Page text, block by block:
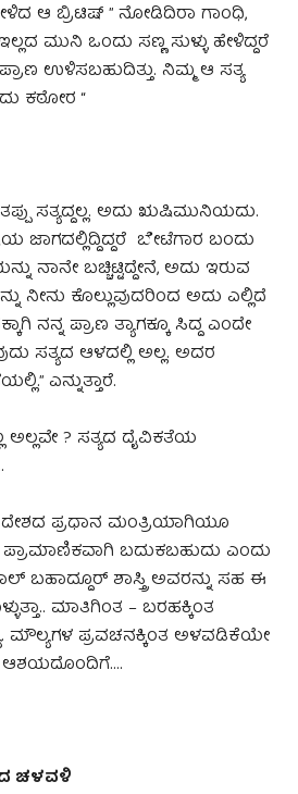
ಆ ಬ್ರಿಟಿಷ್ ” ನೋಡಿದಿರಾ ಗಾಂಧಿ,
ಮುನಿ ಒಂದು ಸಣ್ಣ ಸುಳ್ಳು ಹೇಳಿದ್ದರೆ
ಉಳಿಸಬಹುದಿತ್ತು. ನಿಮ್ಮ ಆ ಸತ್ಯ
ಕಠೋರ “
ಸತ್ಯದ್ದಲ್ಲ. ಅದು ಋಷಿಮುನಿಯದು.
ಜಾಗದಲ್ಲಿದ್ದಿದ್ದರೆ ಬೇಟೆಗಾರ ಬಂದು
ನಾನೇ ಬಚ್ಚಿಟ್ಟಿದ್ದೇನೆ, ಅದು ಇರುವ
ನೀನು ಕೊಲ್ಲುವುದರಿಂದ ಅದು ಎಲ್ಲಿದೆ
ನನ್ನ ಪ್ರಾಣ ತ್ಯಾಗಕ್ಕೂ ಸಿದ್ದ ಎಂದೇ
ಸತ್ಯದ ಆಳದಲ್ಲಿ ಅಲ್ಲ. ಅದರ
ಎನ್ನುತ್ತಾರೆ.
? ಸತ್ಯದ ದೈವಿಕತೆಯ
ಪ್ರಧಾನ ಮಂತ್ರಿಯಾಗಿಯೂ
ಪ್ರಾಮಾಣಿಕವಾಗಿ ಬದುಕಬಹುದು ಎಂದು
ಬಹಾದ್ದೂರ್ ಶಾಸ್ತ್ರಿ ಅವರನ್ನು ಸಹ ಈ
ಮಾತಿಗಿಂತ – ಬರಹಕ್ಕಿಂತ
ಮೌಲ್ಯಗಳ ಪ್ರವಚನಕ್ಕಿಂತ ಅಳವಡಿಕೆಯೇ
ಚಳವಳಿ